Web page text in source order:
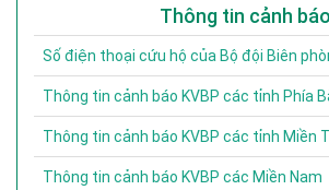
Thông tin cảnh báo
Số điện thoại cứu hộ của Bộ đội Biên
Thông tin cảnh báo KVBP các tỉnh Phía
Thông tin cảnh báo KVBP các tỉnh Miền
Thông tin cảnh báo KVBP các Miền Nam